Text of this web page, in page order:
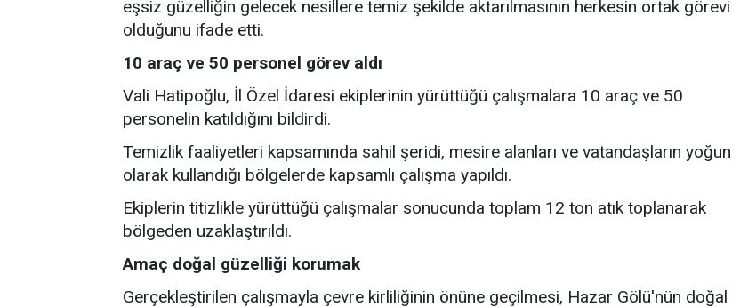
eşsiz güzelliğin gelecek nesillere temiz şekilde aktarılmasının herkesin ortak görevi
olduğunu ifade etti.
10 araç ve 50 personel görev aldı
Vali Hatipoğlu, İl Özel İdaresi ekiplerinin yürüttüğü çalışmalara 10 araç ve 50
personelin katıldığını bildirdi.
Temizlik faaliyetleri kapsamında sahil şeridi, mesire alanları ve vatandaşların yoğun
olarak kullandığı bölgelerde kapsamlı çalışma yapıldı.
Ekiplerin titizlikle yürüttüğü çalışmalar sonucunda toplam 12 ton atık toplanarak
bölgeden uzaklaştırıldı.
Amaç doğal güzelliği korumak
Gerçekleştirilen çalışmayla çevre kirliliğinin önüne geçilmesi, Hazar Gölü'nün doğal